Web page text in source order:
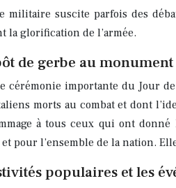
militaire suscite parfois des
la glorification de l’armée.
de gerbe au
cérémonie importante du Jour
morts au combat et dont
à tous ceux qui ont
pour l’ensemble de la nation.
populaires et les